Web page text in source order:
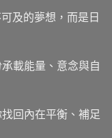
及的夢想，而是日
載能量、意念與自
回內在平衡、補足